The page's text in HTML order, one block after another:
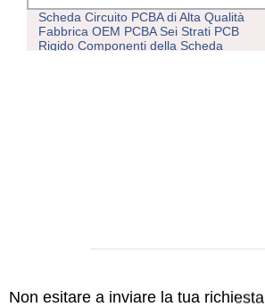
Macchina slipper a soffiatura
d&prime;aria completamente
automatica in tre colori
Non esitare a inviare la tua